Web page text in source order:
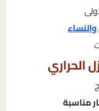
والنساء
الحراري
مناسبة